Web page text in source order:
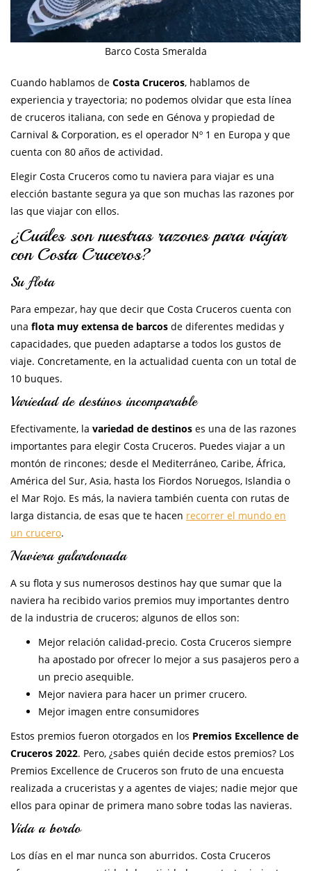
Barco Costa Smeralda
Cuando hablamos de Costa Cruceros, hablamos de
experiencia y trayectoria; no podemos olvidar que esta línea
de cruceros italiana, con sede en Génova y propiedad de
Carnival & Corporation, es el operador Nº 1 en Europa y que
cuenta con 80 años de actividad.
Elegir Costa Cruceros como tu naviera para viajar es una
elección bastante segura ya que son muchas las razones por
las que viajar con ellos.
¿Cuáles son nuestras razones para viajar
con Costa Cruceros?
Su flota
Para empezar, hay que decir que Costa Cruceros cuenta con
una flota muy extensa de barcos de diferentes medidas y
capacidades, que pueden adaptarse a todos los gustos de
viaje. Concretamente, en la actualidad cuenta con un total de
10 buques.
Variedad de destinos incomparable
Efectivamente, la variedad de destinos es una de las razones
importantes para elegir Costa Cruceros. Puedes viajar a un
montón de rincones; desde el Mediterráneo, Caribe, África,
América del Sur, Asia, hasta los Fiordos Noruegos, Islandia o
el Mar Rojo. Es más, la naviera también cuenta con rutas de
larga distancia, de esas que te hacen recorrer el mundo en
un crucero.
Naviera galardonada
A su flota y sus numerosos destinos hay que sumar que la
naviera ha recibido varios premios muy importantes dentro
de la industria de cruceros; algunos de ellos son:
Mejor relación calidad-precio. Costa Cruceros siempre
ha apostado por ofrecer lo mejor a sus pasajeros pero a
un precio asequible.
Mejor naviera para hacer un primer crucero.
Mejor imagen entre consumidores
Estos premios fueron otorgados en los Premios Excellence de
Cruceros 2022. Pero, ¿sabes quién decide estos premios? Los
Premios Excellence de Cruceros son fruto de una encuesta
realizada a cruceristas y a agentes de viajes; nadie mejor que
ellos para opinar de primera mano sobre todas las navieras.
Vida a bordo
Los días en el mar nunca son aburridos. Costa Cruceros